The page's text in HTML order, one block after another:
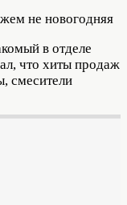
не новогодняя
в отделе
что хиты продаж
смесители